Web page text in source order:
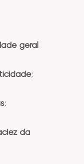
geral
;
;
da